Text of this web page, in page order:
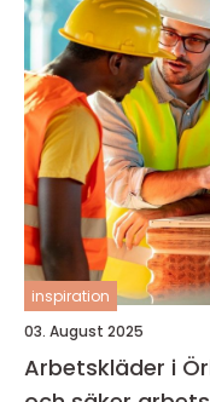
inspiration
03. August 2025
Arbetskläder i